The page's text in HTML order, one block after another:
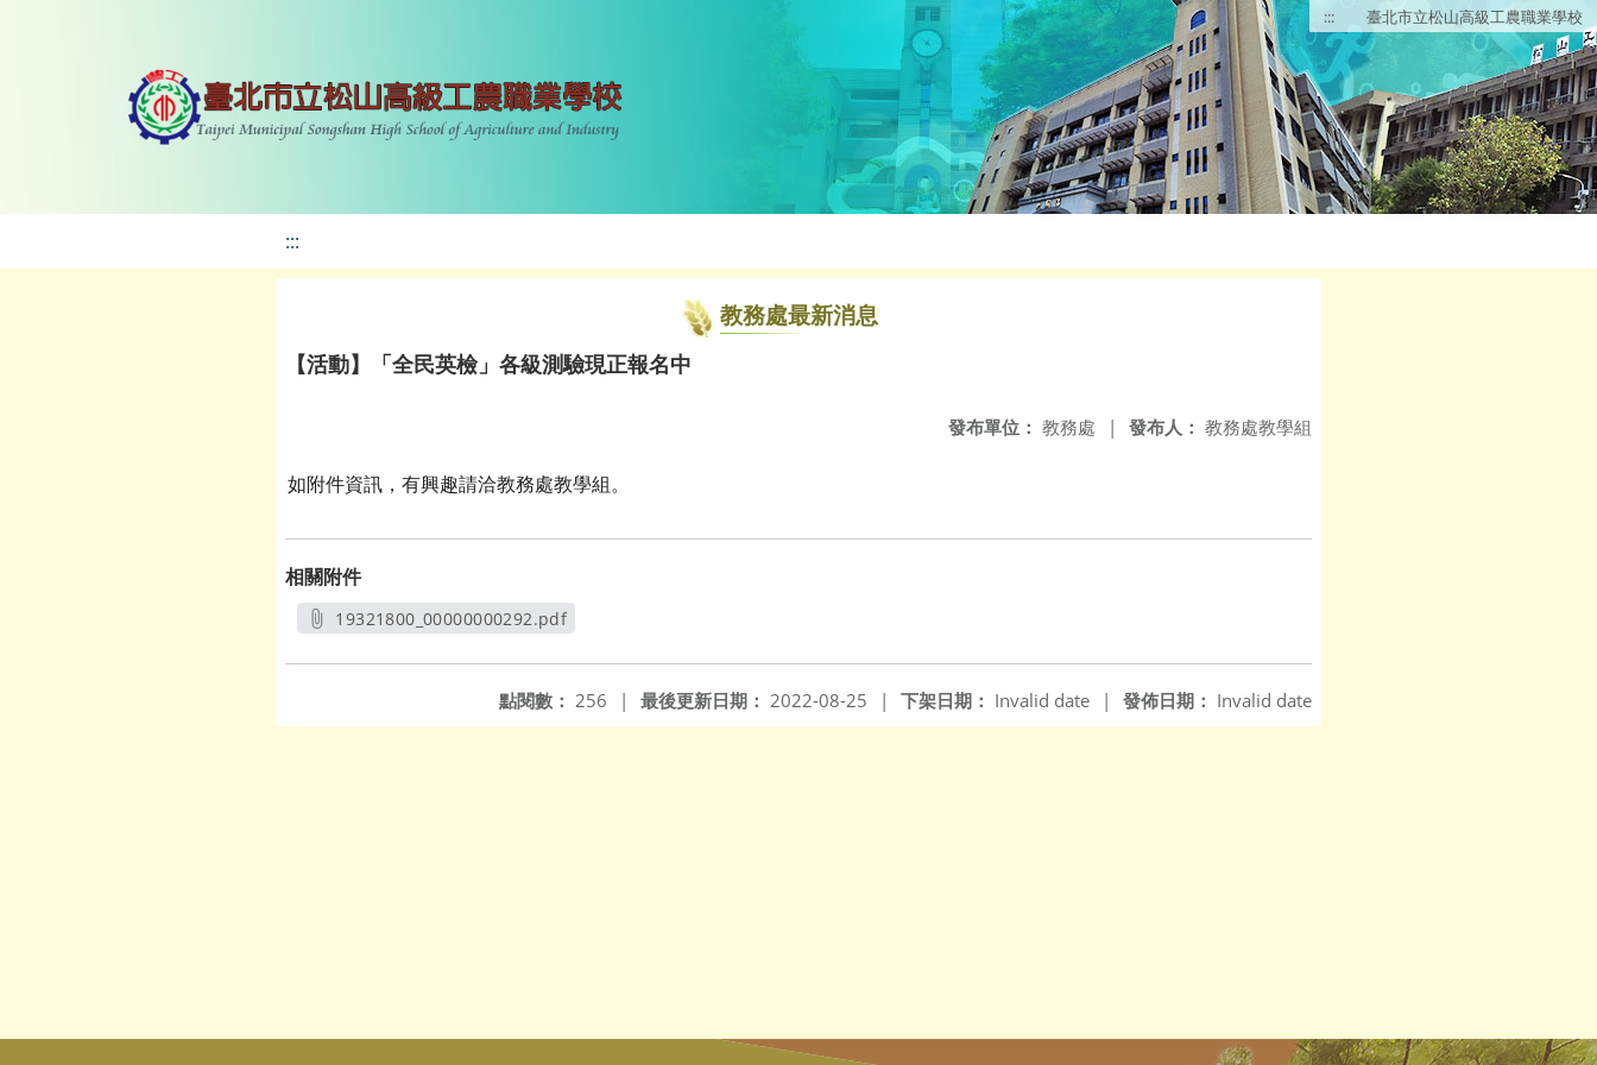
::: 臺北市立松山高級工農職業學校
:::
教務處最新消息
【活動】「全民英檢」各級測驗現正報名中
發布人： 教務處教學組
發布單位： 教務處 |
如附件資訊，有興趣請洽教務處教學組。
相關附件
19321800_00000000292.pdf
發佈日期： Invalid date
下架日期： Invalid date |
最後更新日期： 2022-08-25 |
點閱數： 256 |